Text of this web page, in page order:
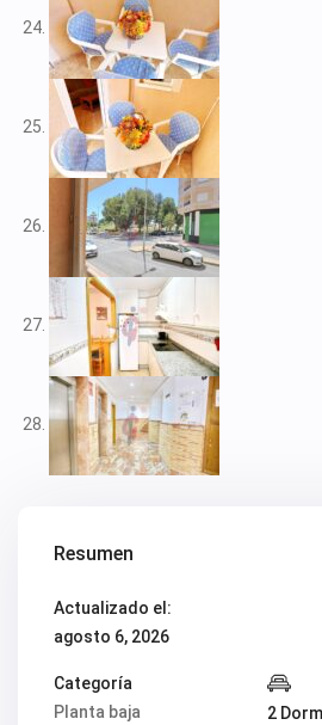
V2347
V2349
V2350
V2351
V2352
V2354
V2355
V2360
V2361
V2363
V2364
V2369
V2371
V2372
V2374
V2375
V2379
V2388
V2392
V2393
V2397
V2404
V2419
V2422
V2424
V2428
V2429
Resumen
Actualizado el:
agosto 6, 2026
Categoría
Planta baja
2